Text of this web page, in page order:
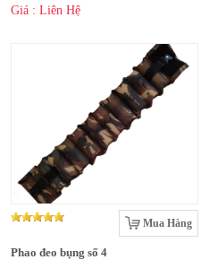
Giá : Liên Hệ
Mua Hàng
Phao đeo bụng số 4